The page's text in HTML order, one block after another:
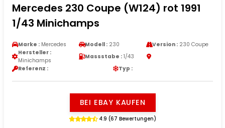
Mercedes 230 Coupe (W124) rot 1991
1/43 Minichamps
Marke : Mercedes Modell : 230 Version :230 Coupe
Hersteller :
Minichamps
Massstabe : 1/43
Referenz :
Typ :
BEI EBAY KAUFEN
4.9 (67 Bewertungen)